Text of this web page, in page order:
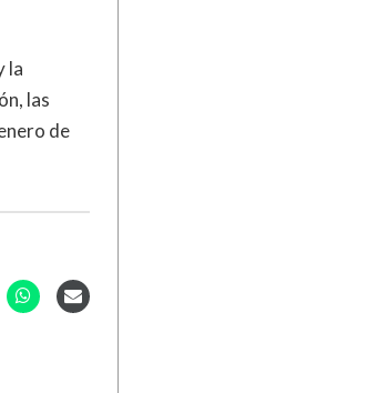
la
las
de